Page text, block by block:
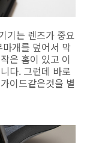
기는 렌즈가 중요
개를 덮어서 막
은 홈이 있고 이
다. 그런데 바로
이드같은것을 별